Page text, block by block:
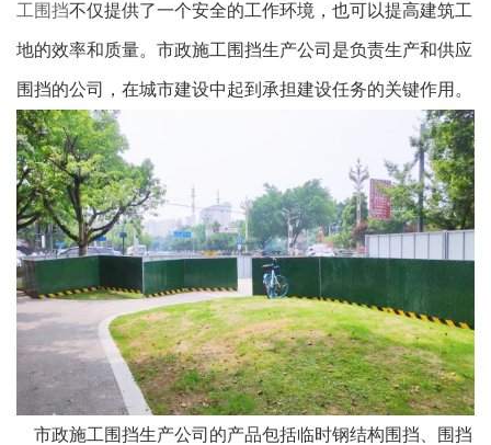
工围挡不仅提供了一个安全的工作环境，也可以提高建筑工
地的效率和质量。市政施工围挡生产公司是负责生产和供应
围挡的公司，在城市建设中起到承担建设任务的关键作用。
市政施工围挡生产公司的产品包括临时钢结构围挡、围挡